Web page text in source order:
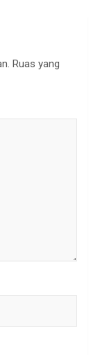
Ruas yang